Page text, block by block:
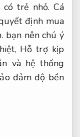
trẻ nhỏ. Cá
định mua
bạn nên chú ý
Hỗ trợ kịp
và hệ thống
đảm độ bền